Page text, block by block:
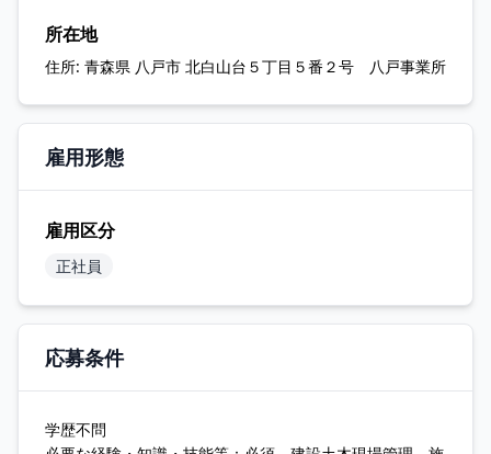
所在地
住所: 青森県 八戸市 北白山台５丁目５番２号 八戸事業所
雇用形態
雇用区分
正社員
応募条件
学歴不問